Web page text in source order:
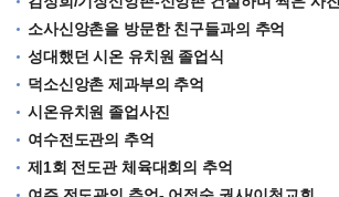
소사신앙촌을 방문한 친구들과의 추억
성대했던 시온 유치원 졸업식
덕소신앙촌 제과부의 추억
시온유치원 졸업사진
여수전도관의 추억
제1회 전도관 체육대회의 추억